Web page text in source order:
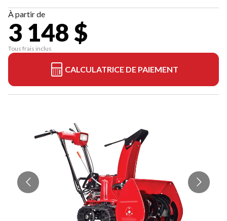
À partir de
3 148 $
Tous frais inclus
CALCULATRICE DE PAIEMENT